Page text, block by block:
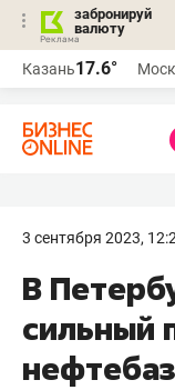
забронируй
валюту
Казань17.6°
3 сентября 2023,
В
сильный